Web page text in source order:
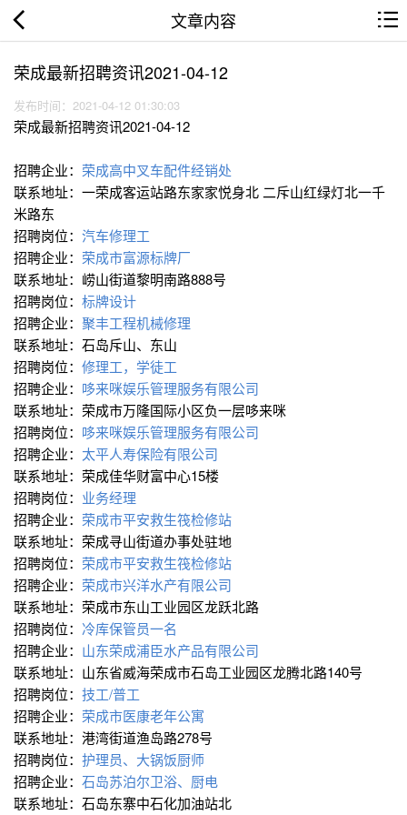
文章内容
荣成最新招聘资讯2021-04-12
发布时间：2021-04-12 01:30:03
荣成最新招聘资讯2021-04-12
招聘企业： 荣成高中叉车配件经销处
联系地址：一荣成客运站路东家家悦身北 二斥山红绿灯北一千
米路东
招聘岗位： 汽车修理工
招聘企业： 荣成市富源标牌厂
联系地址：崂山街道黎明南路888号
招聘岗位： 标牌设计
招聘企业： 聚丰工程机械修理
联系地址：石岛斥山、东山
招聘岗位： 修理工，学徒工
招聘企业： 哆来咪娱乐管理服务有限公司
联系地址：荣成市万隆国际小区负一层哆来咪
招聘岗位： 哆来咪娱乐管理服务有限公司
招聘企业： 太平人寿保险有限公司
联系地址：荣成佳华财富中心15楼
招聘岗位： 业务经理
招聘企业： 荣成市平安救生筏检修站
联系地址：荣成寻山街道办事处驻地
招聘岗位： 荣成市平安救生筏检修站
招聘企业： 荣成市兴洋水产有限公司
联系地址：荣成市东山工业园区龙跃北路
招聘岗位： 冷库保管员一名
招聘企业： 山东荣成浦臣水产品有限公司
联系地址：山东省威海荣成市石岛工业园区龙腾北路140号
招聘岗位： 技工/普工
招聘企业： 荣成市医康老年公寓
联系地址：港湾街道渔岛路278号
招聘岗位： 护理员、大锅饭厨师
招聘企业： 石岛苏泊尔卫浴、厨电
联系地址：石岛东寨中石化加油站北